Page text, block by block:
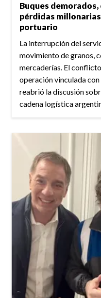
Buques
pérdidas
portuario
La interrupción del
movimiento de granos,
mercaderías. El
operación vinculada
reabrió la discusión
cadena logística